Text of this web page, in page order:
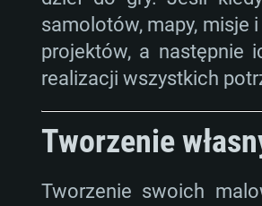
samolotów, mapy, misje
projektów, a następnie
realizacji wszystkich
Tworzenie
Tworzenie swoich